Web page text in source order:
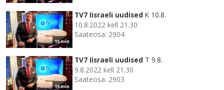
15 min
TV7 Iisraeli uudised K 10.8.
10.8.2022 kell 21.30
Saateosa: 2904
15 min
TV7 Iisraeli uudised T 9.8.
9.8.2022 kell 21.30
Saateosa: 2903